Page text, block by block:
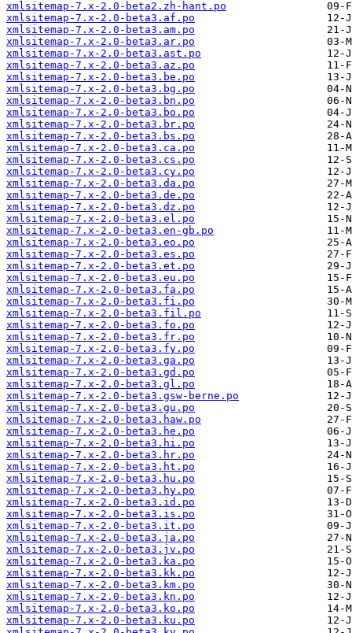
xmlsitemap-7.x-2.0-beta2.zh-hant.po
xmlsitemap-7.x-2.0-beta3.af.po
xmlsitemap-7.x-2.0-beta3.am.po
xmlsitemap-7.x-2.0-beta3.ar.po
xmlsitemap-7.x-2.0-beta3.ast.po
xmlsitemap-7.x-2.0-beta3.az.po
xmlsitemap-7.x-2.0-beta3.be.po
xmlsitemap-7.x-2.0-beta3.bg.po
xmlsitemap-7.x-2.0-beta3.bn.po
xmlsitemap-7.x-2.0-beta3.bo.po
xmlsitemap-7.x-2.0-beta3.br.po
xmlsitemap-7.x-2.0-beta3.bs.po
xmlsitemap-7.x-2.0-beta3.ca.po
xmlsitemap-7.x-2.0-beta3.cs.po
xmlsitemap-7.x-2.0-beta3.cy.po
xmlsitemap-7.x-2.0-beta3.da.po
xmlsitemap-7.x-2.0-beta3.de.po
xmlsitemap-7.x-2.0-beta3.dz.po
xmlsitemap-7.x-2.0-beta3.el.po
xmlsitemap-7.x-2.0-beta3.en-gb.po
xmlsitemap-7.x-2.0-beta3.eo.po
xmlsitemap-7.x-2.0-beta3.es.po
xmlsitemap-7.x-2.0-beta3.et.po
xmlsitemap-7.x-2.0-beta3.eu.po
xmlsitemap-7.x-2.0-beta3.fa.po
xmlsitemap-7.x-2.0-beta3.fi.po
xmlsitemap-7.x-2.0-beta3.fil.po
xmlsitemap-7.x-2.0-beta3.fo.po
xmlsitemap-7.x-2.0-beta3.fr.po
xmlsitemap-7.x-2.0-beta3.fy.po
xmlsitemap-7.x-2.0-beta3.ga.po
xmlsitemap-7.x-2.0-beta3.gd.po
xmlsitemap-7.x-2.0-beta3.gl.po
xmlsitemap-7.x-2.0-beta3.gsw-berne.po
xmlsitemap-7.x-2.0-beta3.gu.po
xmlsitemap-7.x-2.0-beta3.haw.po
xmlsitemap-7.x-2.0-beta3.he.po
xmlsitemap-7.x-2.0-beta3.hi.po
xmlsitemap-7.x-2.0-beta3.hr.po
xmlsitemap-7.x-2.0-beta3.ht.po
xmlsitemap-7.x-2.0-beta3.hu.po
xmlsitemap-7.x-2.0-beta3.hy.po
xmlsitemap-7.x-2.0-beta3.id.po
xmlsitemap-7.x-2.0-beta3.is.po
xmlsitemap-7.x-2.0-beta3.it.po
xmlsitemap-7.x-2.0-beta3.ja.po
xmlsitemap-7.x-2.0-beta3.jv.po
xmlsitemap-7.x-2.0-beta3.ka.po
xmlsitemap-7.x-2.0-beta3.kk.po
xmlsitemap-7.x-2.0-beta3.km.po
xmlsitemap-7.x-2.0-beta3.kn.po
xmlsitemap-7.x-2.0-beta3.ko.po
xmlsitemap-7.x-2.0-beta3.ku.po